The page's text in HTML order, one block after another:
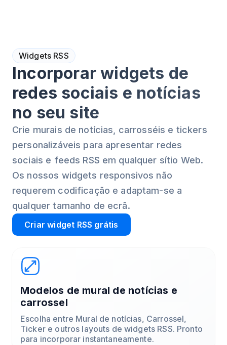
Widgets RSS
Incorporar widgets de
redes sociais e notícias
no seu site
Crie murais de notícias, carrosséis e tickers
personalizáveis para apresentar redes
sociais e feeds RSS em qualquer sítio Web.
Os nossos widgets responsivos não
requerem codificação e adaptam-se a
qualquer tamanho de ecrã.
Criar widget RSS grátis
Modelos de mural de notícias e
carrossel
Escolha entre Mural de notícias, Carrossel,
Ticker e outros layouts de widgets RSS. Pronto
para incorporar instantaneamente.